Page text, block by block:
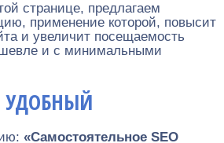
странице, предлагаем
применение которой, повысит
и увеличит посещаемость
и с минимальными
УДОБНЫЙ
«Самостоятельное SEO